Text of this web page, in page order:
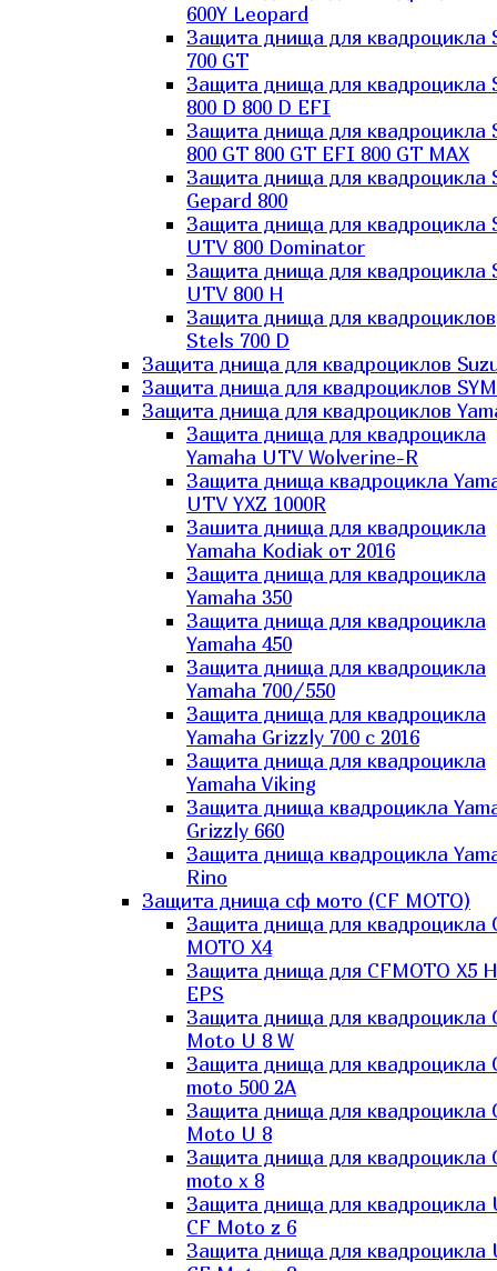
600Y Leopard
Защита днища для квадроцикла
700 GT
Защита днища для квадроцикла
800 D 800 D EFI
Защита днища для квадроцикла
800 GT 800 GT EFI 800 GT MAX
Защита днища для квадроцикла
Gepard 800
Защита днища для квадроцикла
UTV 800 Dominator
Защита днища для квадроцикла
UTV 800 H
Защита днища для квадроциклов
Stels 700 D
Защита днища для квадроциклов
Защита днища для квадроциклов SYM
Защита днища для квадроциклов
Защита днища для квадроцикла
Yamaha UTV Wolverine-R
Защита днища квадроцикла
UTV YXZ 1000R
Зашита днища для квадроцикла
Yamaha Kodiak от 2016
Защита днища для квадроцикла
Yamaha 350
Защита днища для квадроцикла
Yamaha 450
Защита днища для квадроцикла
Yamaha 700/550
Защита днища для квадроцикла
Yamaha Grizzly 700 с 2016
Защита днища для квадроцикла
Yamaha Viking
Защита днища квадроцикла
Grizzly 660
Защита днища квадроцикла
Rino
Защита днища сф мото (CF MOTO)
Защита днища для квадроцикла
MOTO X4
Защита днища для CFMOTO X5
EPS
Защита днища для квадроцикла
Moto U 8 W
Защита днища для квадроцикла
moto 500 2A
Защита днища для квадроцикла
Moto U 8
Защита днища для квадроцикла
moto x 8
Защита днища для квадроцикла
CF Moto z 6
Защита днища для квадроцикла